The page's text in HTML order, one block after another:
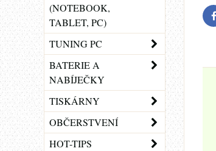
(NOTEBOOK,
TABLET, PC)
TUNING PC
BATERIE A
NABÍJEČKY
TISKÁRNY
OBČERSTVENÍ
HOT-TIPS